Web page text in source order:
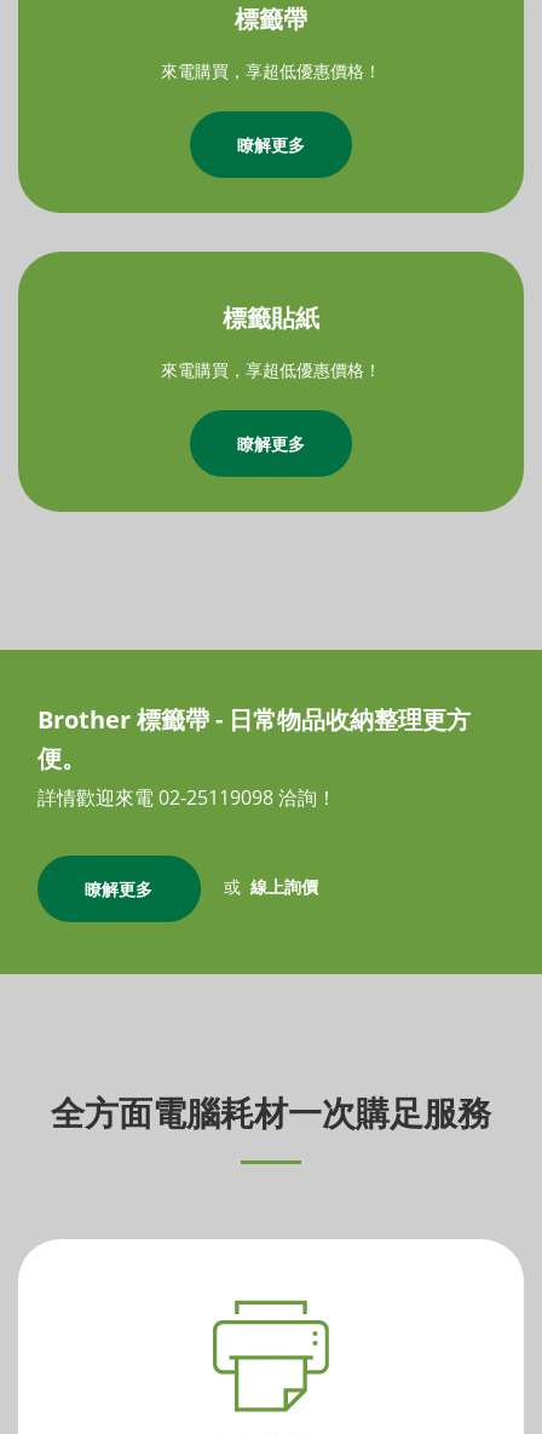
標籤帶
來電購買，享超低優惠價格！
瞭解更多
標籤貼紙
來電購買，享超低優惠價格！
瞭解更多
Brother 標籤帶 - 日常物品收納整理更方
便。
詳情歡迎來電 02-25119098 洽詢！
瞭解更多 或 線上詢價
全方面電腦耗材一次購足服務